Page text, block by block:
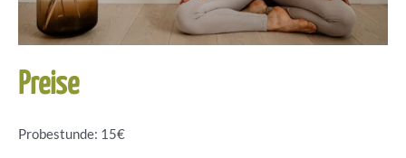
Preise
Probestunde: 15€